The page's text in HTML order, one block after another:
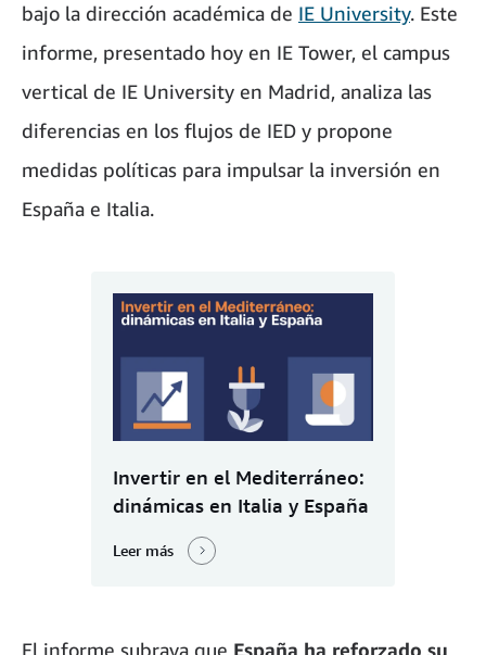
bajo la dirección académica de IE University. Este
informe, presentado hoy en IE Tower, el campus
vertical de IE University en Madrid, analiza las
diferencias en los flujos de IED y propone
medidas políticas para impulsar la inversión en
España e Italia.
Invertir en el Mediterráneo:
dinámicas en Italia y España
Leer más
El informe subraya que España ha reforzado su